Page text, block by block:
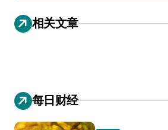
导
航 相关文章
每日财经